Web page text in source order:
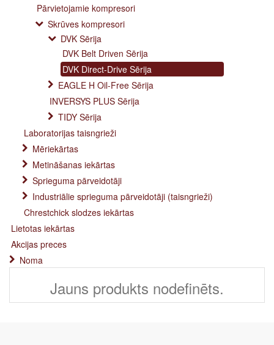
Pārvietojamie kompresori
Skrūves kompresori
DVK Sērija
DVK Belt Driven Sērija
DVK Direct-Drive Sērija
EAGLE H Oil-Free Sērija
INVERSYS PLUS Sērija
TIDY Sērija
Laboratorijas taisngrieži
Mēriekārtas
Metināšanas iekārtas
Sprieguma pārveidotāji
Industriālie sprieguma pārveidotāji (taisngrieži)
Chrestchick slodzes iekārtas
Lietotas iekārtas
Akcijas preces
Noma
Jauns produkts nodefinēts.